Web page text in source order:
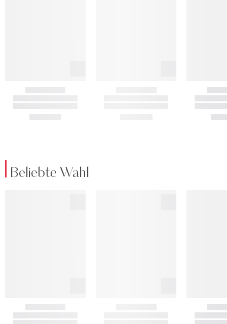
Beliebte Wahl